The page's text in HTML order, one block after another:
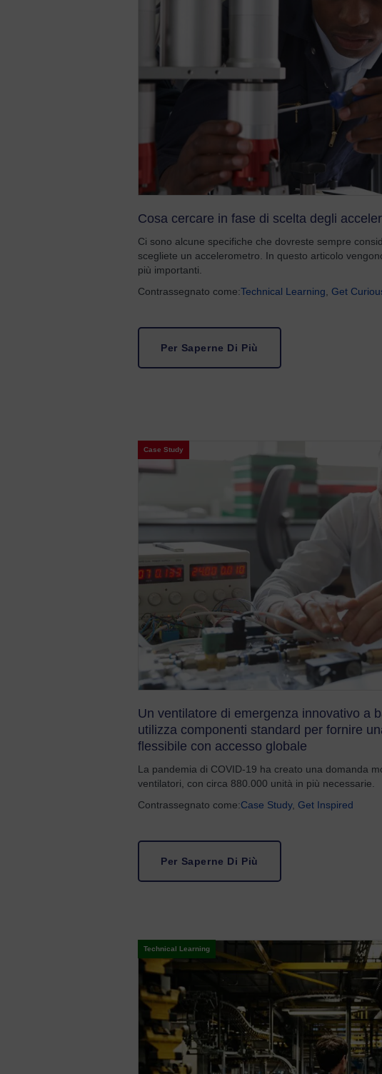
Cosa cercare in fase di scelta degli
Ci sono alcune specifiche che dovreste sempre
scegliete un accelerometro. In questo articolo
più importanti.
Contrassegnato come:Technical Learning Get
Per Saperne Di Più
Case Study
Un ventilatore di emergenza innovativo a
utilizza componenti standard per fornire
flessibile con accesso globale
La pandemia di COVID-19 ha creato una domanda
ventilatori, con circa 880.000 unità in più necessarie.
Contrassegnato come:Case Study, Get Inspired
Per Saperne Di Più
Technical Learning